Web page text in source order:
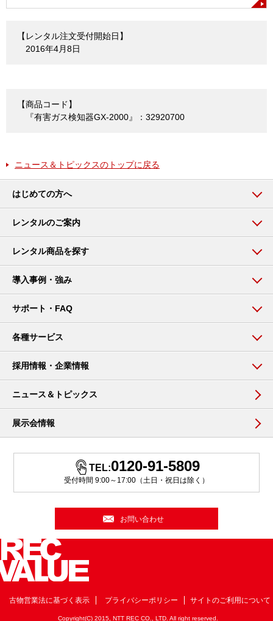
【レンタル注文受付開始日】
2016年4月8日
【商品コード】
『有害ガス検知器GX-2000』：32920700
ニュース＆トピックスのトップに戻る
はじめての方へ
レンタルのご案内
レンタル商品を探す
導入事例・強み
サポート・FAQ
各種サービス
採用情報・企業情報
ニュース＆トピックス
展示会情報
TEL:0120-91-5809
受付時間 9:00～17:00（土日・祝日は除く）
お問い合わせ
古物営業法に基づく表示 プライバシーポリシー サイトのご利用について
Copyright(C) 2015, NTT REC CO., LTD. All right reserved.